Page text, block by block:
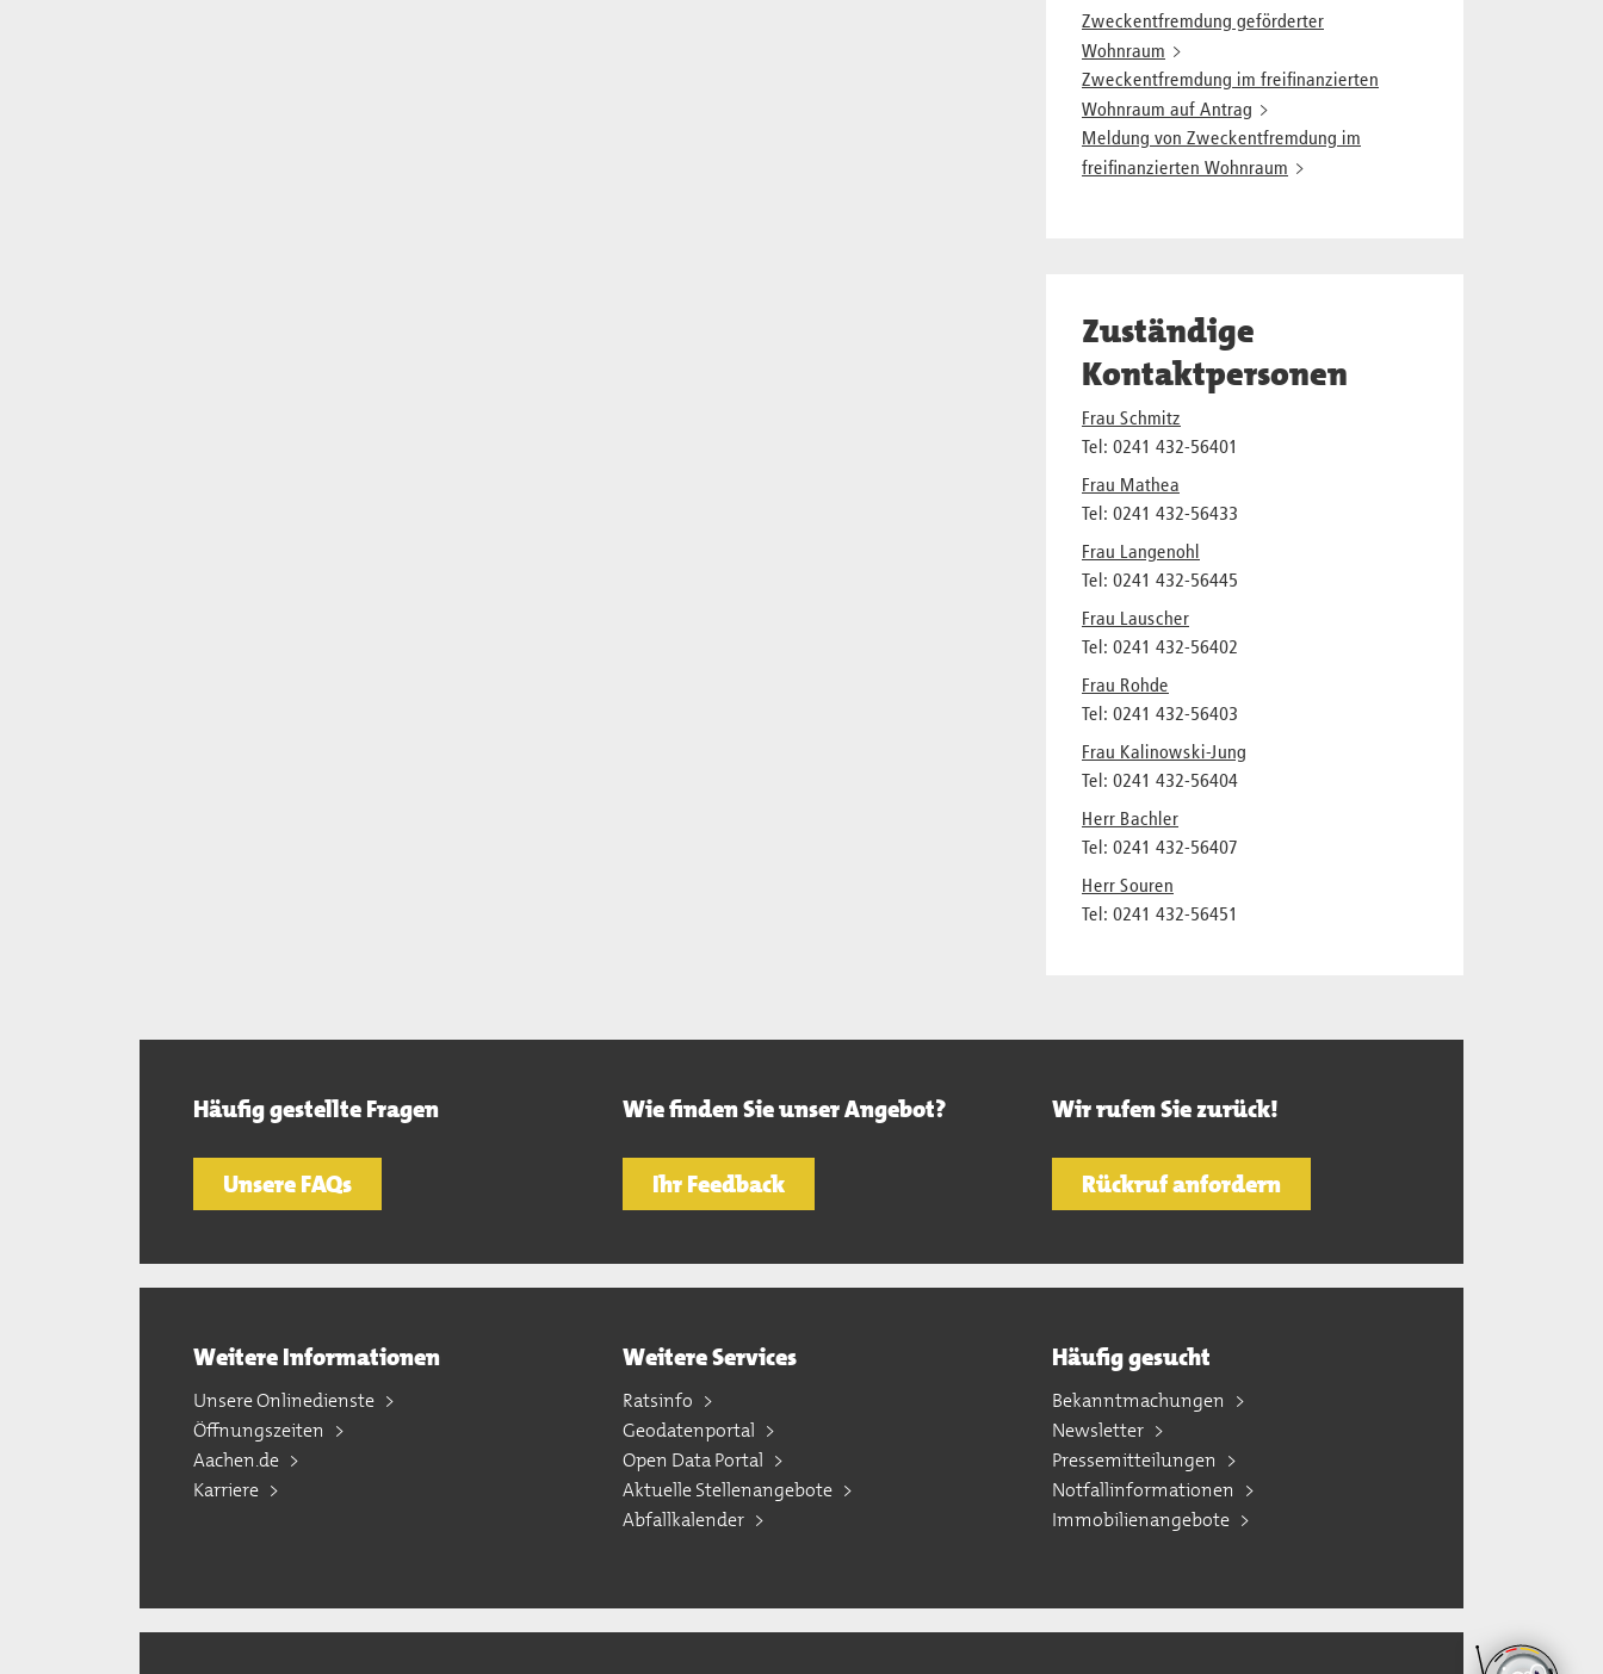
Zweckentfremdung geförderter
Wohnraum
Zweckentfremdung im freifinanzierten
Wohnraum auf Antrag
Meldung von Zweckentfremdung im
freifinanzierten Wohnraum
Zuständige
Kontaktpersonen
Frau Schmitz
Tel: 0241 432-56401
Frau Mathea
Tel: 0241 432-56433
Frau Langenohl
Tel: 0241 432-56445
Frau Lauscher
Tel: 0241 432-56402
Frau Rohde
Tel: 0241 432-56403
Frau Kalinowski-Jung
Tel: 0241 432-56404
Herr Bachler
Tel: 0241 432-56407
Herr Souren
Tel: 0241 432-56451
Häufig gestellte Fragen
Unsere FAQs
Wie finden Sie unser Angebot?
Ihr Feedback
Wir rufen Sie zurück!
Rückruf anfordern
Weitere Informationen
Unsere Onlinedienste
Öffnungszeiten
Aachen.de
Karriere
Weitere Services
Ratsinfo
Geodatenportal
Open Data Portal
Aktuelle Stellenangebote
Abfallkalender
Häufig gesucht
Bekanntmachungen
Newsletter
Pressemitteilungen
Notfallinformationen
Immobilienangebote